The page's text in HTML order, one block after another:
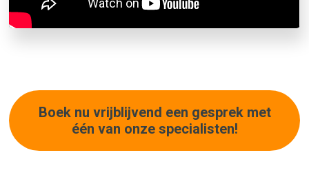
Boek nu vrijblijvend een gesprek met
één van onze specialisten!